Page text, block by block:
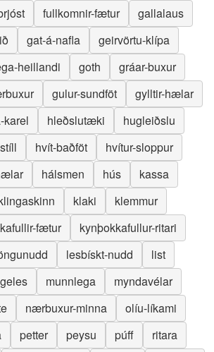
fullkomnir-fætur
gallalaus
gat-á-nafla
geirvörtu-klípa
heillandi
goth
gráar-buxur
gulur-sundföt
gylltir-hælar
karel
hleðslutæki
hugleiðslu
hvít-baðföt
hvítur-sloppur
hálsmen hús
kassa
klaki
klemmur
fætur
kynþokkafullur-ritari
lesbískt-nudd
list
munnlega
myndavélar
nærbuxur-minna
olíu-líkami
petter peysu púff
ritara